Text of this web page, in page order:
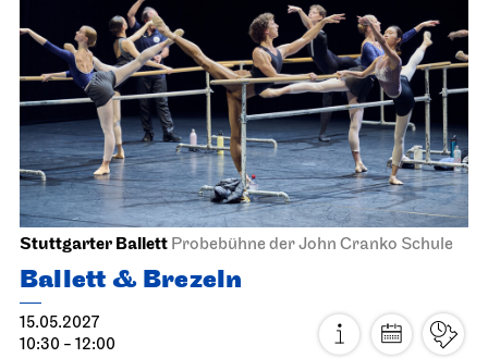
Ballett & Brezeln
24.04.2027
10:30 - 12:00